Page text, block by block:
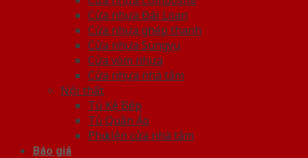
Cửa nhựa Đài Loan
Cửa nhựa ghép thanh
Cửa nhựa Sungyu
Cửa vòm nhựa
Cửa nhựa nhà tắm
Nội thất
Tủ Kệ Bếp
Tủ Quần Áo
Phụ kiện cửa nhà tắm
Báo giá